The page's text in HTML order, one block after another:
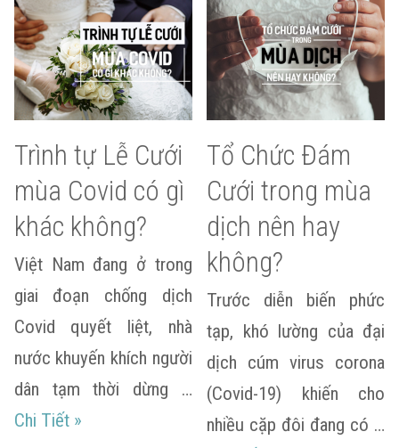
Trình tự Lễ Cưới
mùa Covid có gì
khác không?
Việt Nam đang ở trong
giai đoạn chống dịch
Covid quyết liệt, nhà
nước khuyến khích người
dân tạm thời dừng …
Chi Tiết Trình tự Lễ Cưới mùa Covid có gì khác
»
Tổ Chức Đám
Cưới trong mùa
dịch nên hay
không?
Trước diễn biến phức
tạp, khó lường của đại
dịch cúm virus corona
(Covid-19) khiến cho
nhiều cặp đôi đang có …